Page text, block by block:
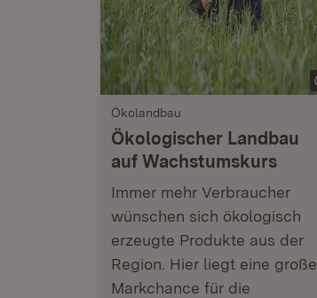
Ökolandbau
Ökologischer Landbau
auf Wachstumskurs
Immer mehr Verbraucher
wünschen sich ökologisch
erzeugte Produkte aus der
Region. Hier liegt eine große
Markchance für die